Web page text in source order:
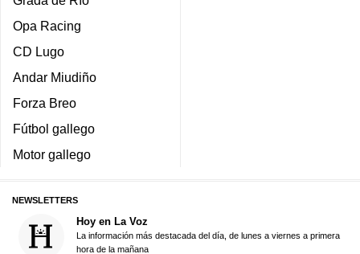
Opa Racing
CD Lugo
Andar Miudiño
Forza Breo
Fútbol gallego
Motor gallego
NEWSLETTERS
Hoy en La Voz
La información más destacada del día, de lunes a viernes a primera
hora de la mañana